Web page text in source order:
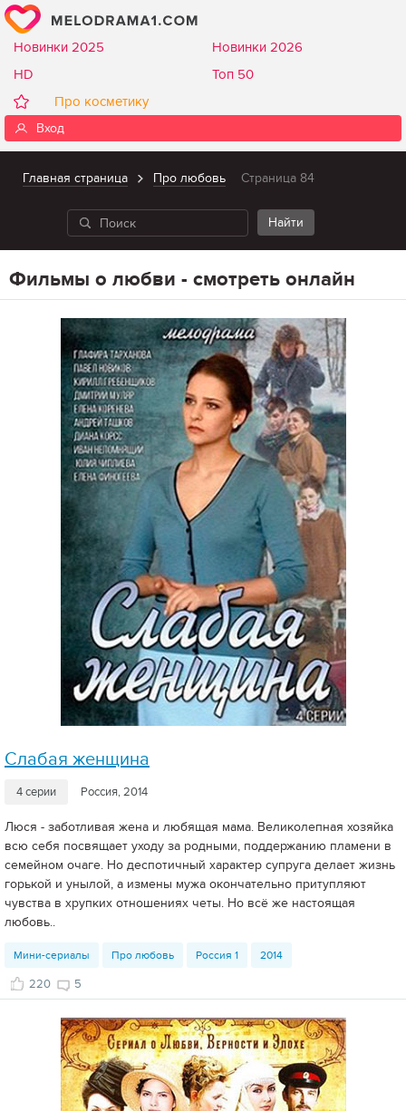
Новинки 2025
Новинки 2026
HD
Топ 50
Про косметику
Вход
Главная страница Про любовь Страница 84
Фильмы о любви - смотреть онлайн
Слабая женщина
4 серии Россия, 2014
Люся - заботливая жена и любящая мама. Великолепная хозяйка
всю себя посвящает уходу за родными, поддержанию пламени в
семейном очаге. Но деспотичный характер супруга делает жизнь
горькой и унылой, а измены мужа окончательно притупляют
чувства в хрупких отношениях четы. Но всё же настоящая
любовь..
Мини-сериалы Про любовь Россия 1 2014
220 5